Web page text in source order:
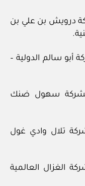
درويش بن علي بن
أبو سالم الدولية –
لشركة سهول ضنك
تلال وادي غول
الغزال العالمية